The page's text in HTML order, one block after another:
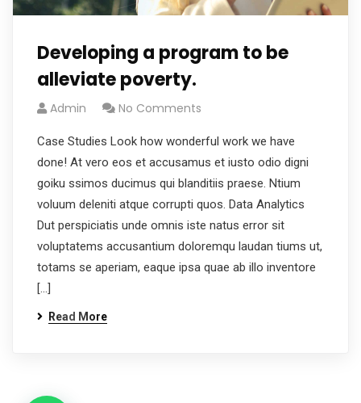
Developing a program to be
alleviate poverty.
Admin No Comments
Case Studies Look how wonderful work we have
done! At vero eos et accusamus et iusto odio digni
goiku ssimos ducimus qui blanditiis praese. Ntium
voluum deleniti atque corrupti quos. Data Analytics
Dut perspiciatis unde omnis iste natus error sit
voluptatems accusantium doloremqu laudan tiums ut,
totams se aperiam, eaque ipsa quae ab illo inventore
[…]
Read More